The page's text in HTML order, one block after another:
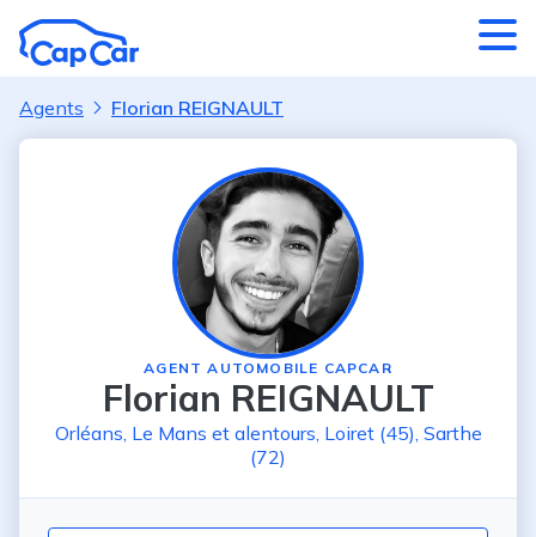
Agents Florian REIGNAULT
AGENT AUTOMOBILE CAPCAR
Florian REIGNAULT
Orléans, Le Mans et alentours, Loiret (45), Sarthe
(72)